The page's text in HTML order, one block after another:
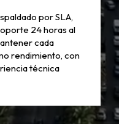
por SLA,
24 horas al
cada
rendimiento, con
técnica